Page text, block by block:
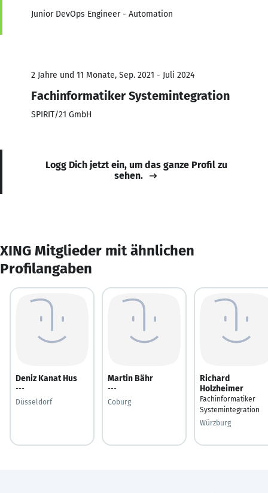
Junior DevOps Engineer - Automation
2 Jahre und 11 Monate, Sep. 2021 - Juli 2024
Fachinformatiker Systemintegration
SPIRIT/21 GmbH
Logg Dich jetzt ein, um das ganze Profil zu
sehen.
XING Mitglieder mit ähnlichen
Profilangaben
Deniz Kanat Hus
---
Düsseldorf
Martin Bähr
---
Coburg
Richard
Holzheimer
Fachinformatiker
Systemintegration
Würzburg